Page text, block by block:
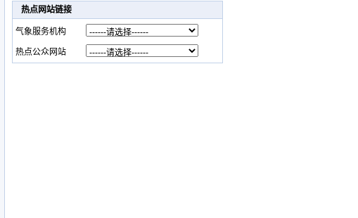
热点网站链接
气象服务机构
热点公众网站